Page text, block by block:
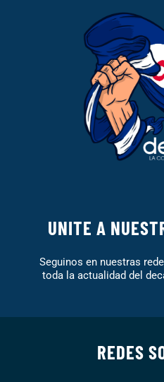
UNITE A
Seguinos en nuestras
toda la actualidad del
REDES